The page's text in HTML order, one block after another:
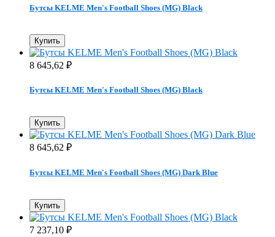
Бутсы KELME Men's Football Shoes (MG) Black
Купить
8 645,62 ₽
Бутсы KELME Men's Football Shoes (MG) Black
Купить
8 645,62 ₽
Бутсы KELME Men's Football Shoes (MG) Dark Blue
Купить
7 237,10 ₽